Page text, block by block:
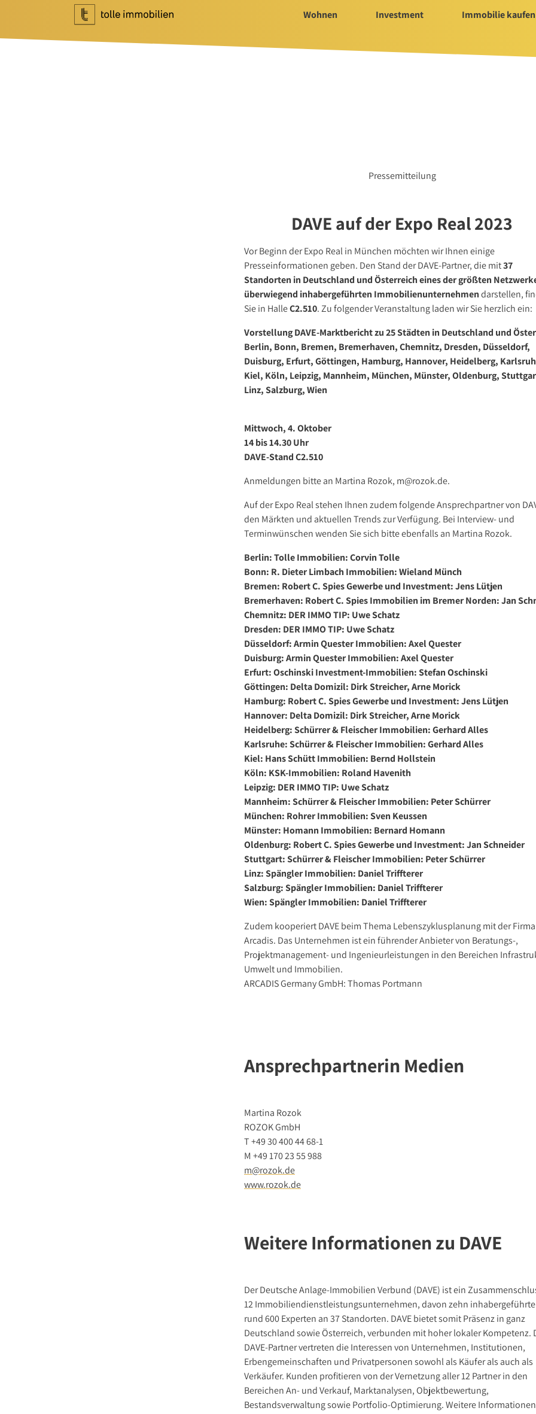
Wohnen Investment Immobilie kaufen
Kundenbewertungen
Stellenangebote
Pressemitteilung
DAVE auf der Expo Real 2023
Vor Beginn der Expo Real in München möchten wir Ihnen einige
Presseinformationen geben. Den Stand der DAVE-Partner, die mit37
Standorten in Deutschland und Österreich eines der größten
überwiegend inhabergeführten Immobilienunternehmendarstellen,
Sie in HalleC2.510. Zu folgender Veranstaltung laden wir Sie herzlich ein:
Vorstellung DAVE-Marktbericht zu 25 Städten in Deutschland und
Berlin, Bonn, Bremen, Bremerhaven, Chemnitz, Dresden, Düsseldorf,
Duisburg, Erfurt, Göttingen, Hamburg, Hannover, Heidelberg,
Kiel, Köln, Leipzig, Mannheim, München, Münster, Oldenburg,
Linz, Salzburg, Wien
Mittwoch, 4. Oktober
14 bis 14.30 Uhr
DAVE-Stand C2.510
Anmeldungen bitte an Martina Rozok, m@rozok.de.
Auf der Expo Real stehen Ihnen zudem folgende Ansprechpartner von
den Märkten und aktuellen Trends zur Verfügung. Bei Interview- und
Terminwünschen wenden Sie sich bitte ebenfalls an Martina Rozok.
Berlin: Tolle Immobilien: Corvin Tolle
Bonn: R. Dieter Limbach Immobilien: Wieland Münch
Bremen: Robert C. Spies Gewerbe und Investment: Jens Lütjen
Bremerhaven: Robert C. Spies Immobilien im Bremer Norden: Jan
Chemnitz: DER IMMO TIP: Uwe Schatz
Dresden: DER IMMO TIP: Uwe Schatz
Düsseldorf: Armin Quester Immobilien: Axel Quester
Duisburg: Armin Quester Immobilien: Axel Quester
Erfurt: Oschinski Investment-Immobilien: Stefan Oschinski
Göttingen: Delta Domizil: Dirk Streicher, Arne Morick
Hamburg: Robert C. Spies Gewerbe und Investment: Jens Lütjen
Hannover: Delta Domizil: Dirk Streicher, Arne Morick
Heidelberg: Schürrer & Fleischer Immobilien: Gerhard Alles
Karlsruhe: Schürrer & Fleischer Immobilien: Gerhard Alles
Kiel: Hans Schütt Immobilien: Bernd Hollstein
Köln: KSK-Immobilien: Roland Havenith
Leipzig: DER IMMO TIP: Uwe Schatz
Mannheim: Schürrer & Fleischer Immobilien: Peter Schürrer
München: Rohrer Immobilien: Sven Keussen
Münster: Homann Immobilien: Bernard Homann
Oldenburg: Robert C. Spies Gewerbe und Investment: Jan Schneider
Stuttgart: Schürrer & Fleischer Immobilien: Peter Schürrer
Linz: Spängler Immobilien: Daniel Triffterer
Salzburg: Spängler Immobilien: Daniel Triffterer
Wien: Spängler Immobilien: Daniel Triffterer
Zudem kooperiert DAVE beim Thema Lebenszyklusplanung mit der Firma
Arcadis. Das Unternehmen ist ein führender Anbieter von Beratungs-,
Projektmanagement- und Ingenieurleistungen in den Bereichen
Umwelt und Immobilien.
ARCADIS Germany GmbH: Thomas Portmann
Ansprechpartnerin Medien
Martina Rozok
ROZOK GmbH
T +49 30 400 44 68-1
M +49 170 23 55 988
m@rozok.de
www.rozok.de
Weitere Informationen zu DAVE
Der Deutsche Anlage-Immobilien Verbund (DAVE) ist ein
12 Immobiliendienstleistungsunternehmen, davon zehn
rund 600 Experten an 37 Standorten. DAVE bietet somit Präsenz in ganz
Deutschland sowie Österreich, verbunden mit hoher lokaler Kompetenz.
DAVE-Partner vertreten die Interessen von Unternehmen, Institutionen,
Erbengemeinschaften und Privatpersonen sowohl als Käufer als auch als
Verkäufer. Kunden profitieren von der Vernetzung aller 12 Partner in den
Bereichen An- und Verkauf, Marktanalysen, Objektbewertung,
Bestandsverwaltung sowie Portfolio-Optimierung. Weitere